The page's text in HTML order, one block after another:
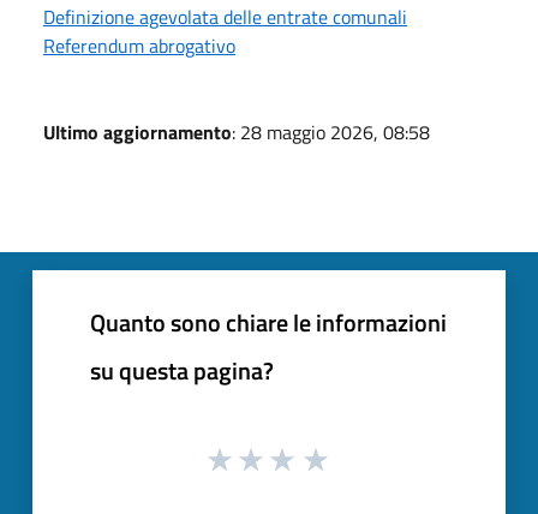
Definizione agevolata delle entrate comunali
Referendum abrogativo
Ultimo aggiornamento: 28 maggio 2026, 08:58
Quanto sono chiare le informazioni
su questa pagina?